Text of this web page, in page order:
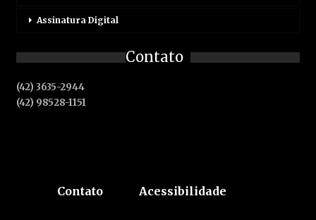
Assinatura Digital
Contato
(42) 3635-2944
(42) 98528-1151
Contato Acessibilidade